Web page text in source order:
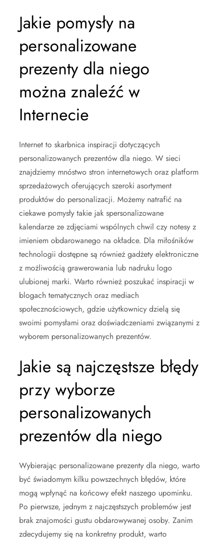
Jakie pomysły na
personalizowane
prezenty dla niego
można znaleźć w
Internecie
Internet to skarbnica inspiracji dotyczących
personalizowanych prezentów dla niego. W sieci
znajdziemy mnóstwo stron internetowych oraz platform
sprzedażowych oferujących szeroki asortyment
produktów do personalizacji. Możemy natrafić na
ciekawe pomysły takie jak spersonalizowane
kalendarze ze zdjęciami wspólnych chwil czy notesy z
imieniem obdarowanego na okładce. Dla miłośników
technologii dostępne są również gadżety elektroniczne
z możliwością grawerowania lub nadruku logo
ulubionej marki. Warto również poszukać inspiracji w
blogach tematycznych oraz mediach
społecznościowych, gdzie użytkownicy dzielą się
swoimi pomysłami oraz doświadczeniami związanymi z
wyborem personalizowanych prezentów.
Jakie są najczęstsze błędy
przy wyborze
personalizowanych
prezentów dla niego
Wybierając personalizowane prezenty dla niego, warto
być świadomym kilku powszechnych błędów, które
mogą wpłynąć na końcowy efekt naszego upominku.
Po pierwsze, jednym z najczęstszych problemów jest
brak znajomości gustu obdarowywanej osoby. Zanim
zdecydujemy się na konkretny produkt, warto